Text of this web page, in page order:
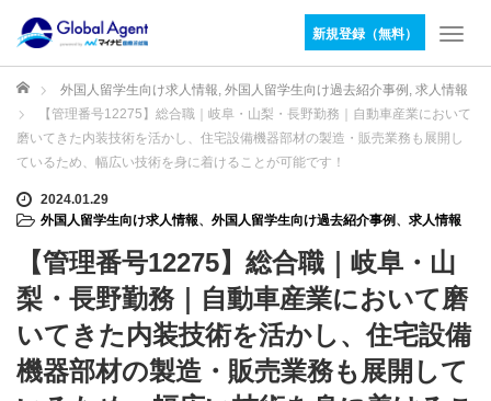
新規登録（無料）
T
g
v
g
a
t
i
o
n
ホーム 外国人留学生向け求人情報, 外国人留学生向け過去紹介事例 , 求人情報
【管理番号12275】総合職｜岐阜・山梨・長野勤務｜自動車産業において
磨いてきた内装技術を活かし、住宅設備機器部材の製造・販売業務も展開し
ているため、幅広い技術を身に着けることが可能です！
2024.01.29
外国人留学生向け求人情報、 外国人留学生向け過去紹介事例 、 求人情報
【管理番号12275】総合職｜岐阜・山
梨・長野勤務｜自動車産業において磨
いてきた内装技術を活かし、住宅設備
機器部材の製造・販売業務も展開して